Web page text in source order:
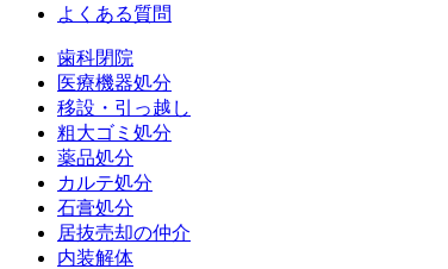
よくある質問
歯科閉院
医療機器処分
移設・引っ越し
粗大ゴミ処分
薬品処分
カルテ処分
石膏処分
居抜売却の仲介
内装解体